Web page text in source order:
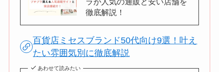
徹底解説！
百貨店ミセスブランド50代向け9選！叶え
たい雰囲気別に徹底解説
あわせて読みたい